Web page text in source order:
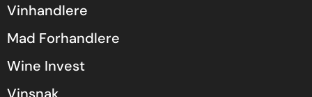
Vinhandlere
Mad Forhandlere
Wine Invest